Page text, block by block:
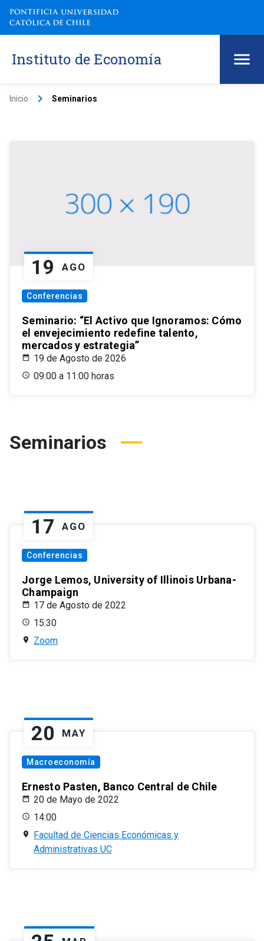
Instituto de Economía
Inicio keyboard_arrow_right Seminarios
19 AGO
Conferencias
Seminario: “El Activo que Ignoramos: Cómo
el envejecimiento redefine talento,
mercados y estrategia”
19 de Agosto de 2026
09:00 a 11:00 horas
Seminarios
17 AGO
Conferencias
Jorge Lemos, University of Illinois Urbana-
Champaign
17 de Agosto de 2022
15:30
Zoom
20 MAY
Macroeconomía
Ernesto Pasten, Banco Central de Chile
20 de Mayo de 2022
14:00
Facultad de Ciencias Económicas y
Administrativas UC